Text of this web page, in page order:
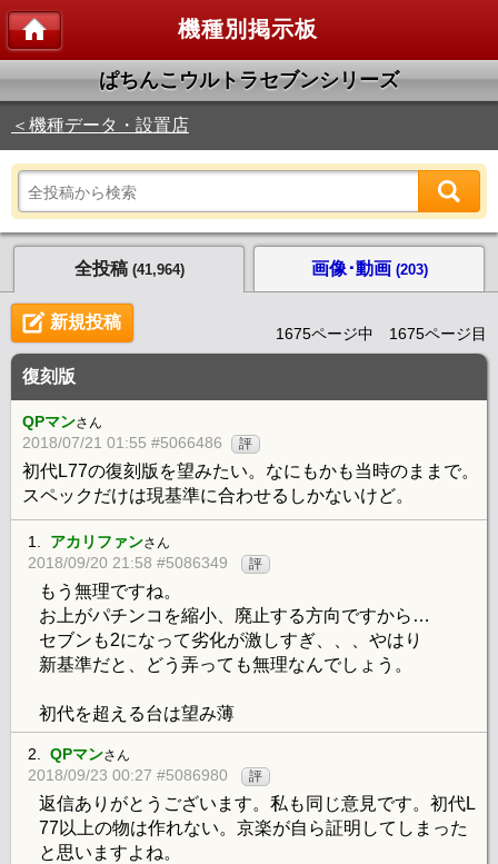
機種別掲示板
ぱちんこウルトラセブンシリーズ
＜機種データ・設置店
全投稿 (41,964) 画像･動画 (203)
新規投稿
1675ページ中 1675ページ目
復刻版
QPマンさん
2018/07/21 01:55 #5066486 評
初代L77の復刻版を望みたい。なにもかも当時のままで。
スペックだけは現基準に合わせるしかないけど。
1. アカリファンさん
2018/09/20 21:58 #5086349 評
もう無理ですね。
お上がパチンコを縮小、廃止する方向ですから…
セブンも2になって劣化が激しすぎ、、、やはり
新基準だと、どう弄っても無理なんでしょう。
初代を超える台は望み薄
2. QPマンさん
2018/09/23 00:27 #5086980 評
返信ありがとうございます。私も同じ意見です。初代L
77以上の物は作れない。京楽が自ら証明してしまった
と思いますよね。